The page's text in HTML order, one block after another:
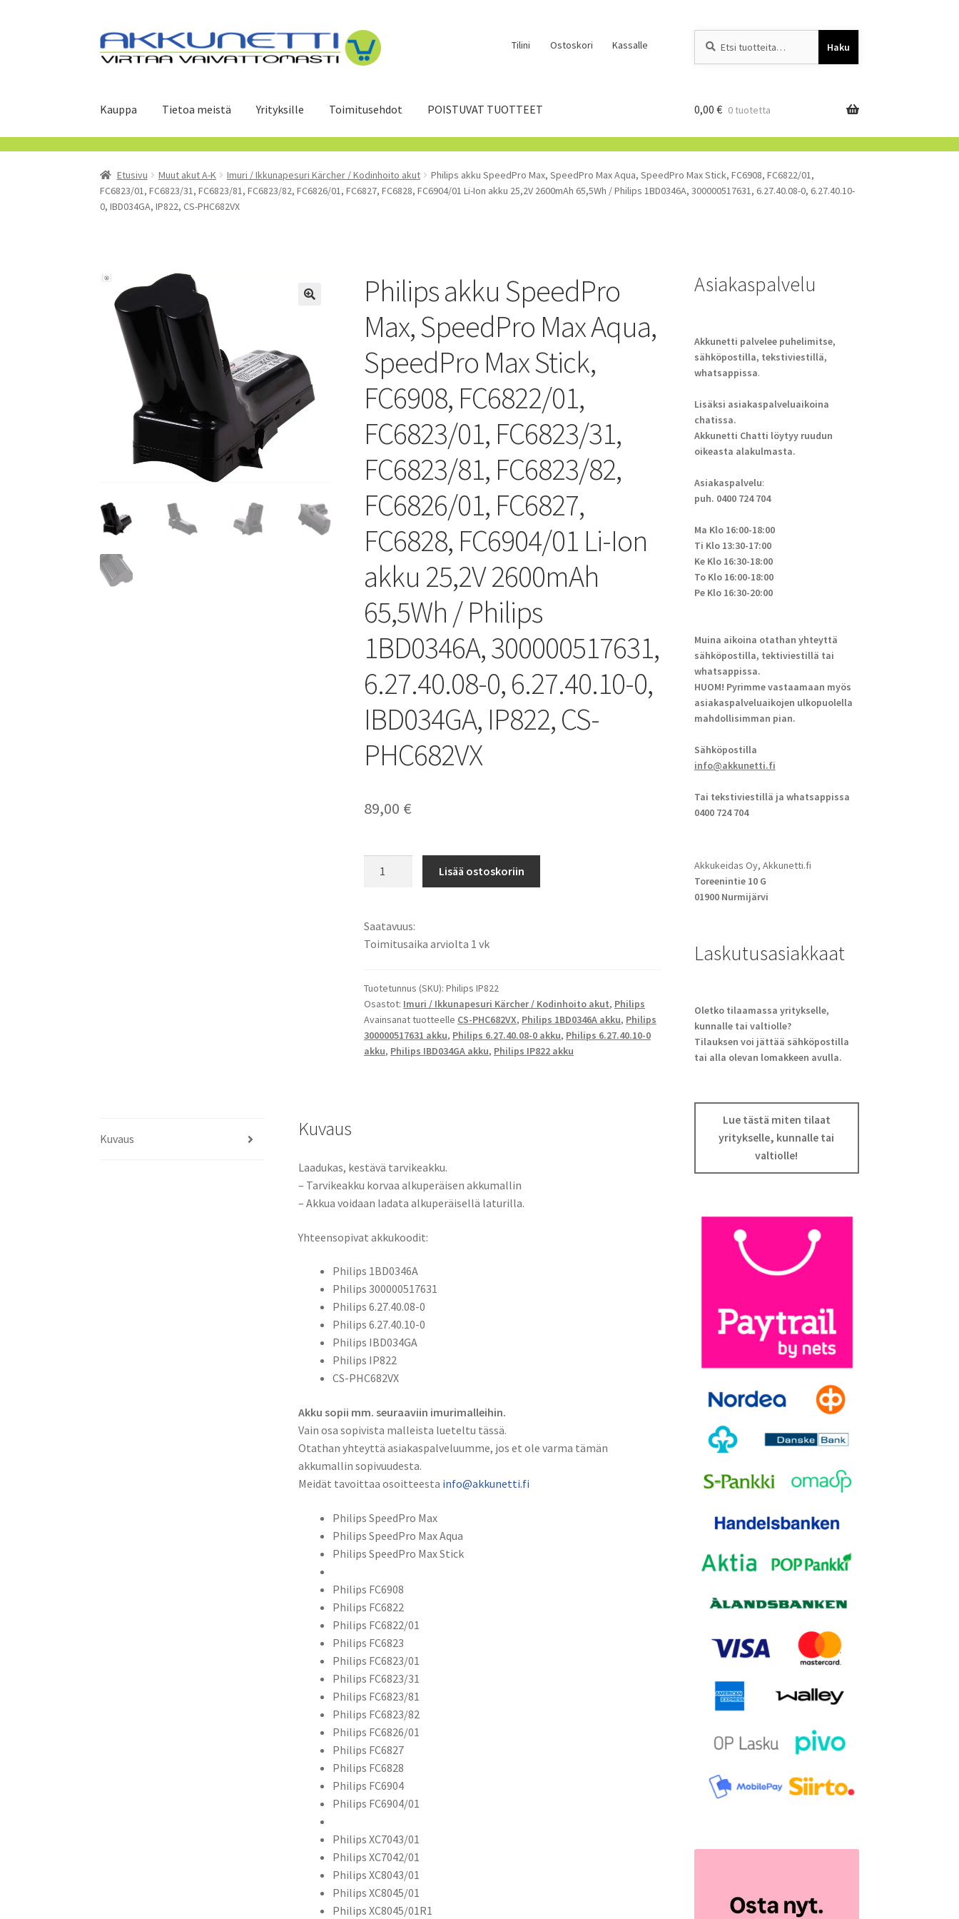
Siirry
navigointiin
Siirry
sisältöön
Tilini Ostoskori Kassalle Haku
Kauppa Tietoa meistä Yrityksille Toimitusehdot POISTUVAT TUOTTEET 0,00 € 0 tuotetta
Etusivu Muut akut A-K Imuri / Ikkunapesuri Kärcher / Kodinhoito akut
Philips akku SpeedPro Max, SpeedPro Max Aqua, SpeedPro Max Stick, FC6908, FC6822/01,
FC6823/01, FC6823/31, FC6823/81, FC6823/82, FC6826/01, FC6827, FC6828, FC6904/01 Li-Ion akku 25,2V 2600mAh 65,5Wh / Philips 1BD0346A, 300000517631, 6.27.40.08-0, 6.27.40.10-
0, IBD034GA, IP822, CS-PHC682VX
Philips akku SpeedPro
Max, SpeedPro Max Aqua,
SpeedPro Max Stick,
FC6908, FC6822/01,
FC6823/01, FC6823/31,
FC6823/81, FC6823/82,
FC6826/01, FC6827,
FC6828, FC6904/01 Li-Ion
akku 25,2V 2600mAh
65,5Wh / Philips
1BD0346A, 300000517631,
6.27.40.08-0, 6.27.40.10-0,
IBD034GA, IP822, CS-
PHC682VX
89,00 €
SpeedPro
Max
SpeedPro
Max
Stick,
FC6908,
FC6822/01,
FC6827,
FC6828,
FC6904/01
Ion
25,2V
2600mAh
65,5Wh
/
Philips
1BD0346A,
300000517631,
0,
6.27.40.10-
0,
IBD034GA,
IP822,
PHC682VX
määrä
Lisää ostoskoriin
Saatavuus:
Toimitusaika arviolta 1 vk
Tuotetunnus (SKU):Philips IP822
Osastot: Imuri / Ikkunapesuri Kärcher / Kodinhoito akut, Philips
Avainsanat tuotteelle CS-PHC682VX, Philips 1BD0346A akku, Philips
300000517631 akku, Philips 6.27.40.08-0 akku, Philips 6.27.40.10-0
akku, Philips IBD034GA akku, Philips IP822 akku
Kuvaus Kuvaus
Laadukas, kestävä tarvikeakku.
– Tarvikeakku korvaa alkuperäisen akkumallin
– Akkua voidaan ladata alkuperäisellä laturilla.
Yhteensopivat akkukoodit:
Philips 1BD0346A
Philips 300000517631
Philips 6.27.40.08-0
Philips 6.27.40.10-0
Philips IBD034GA
Philips IP822
CS-PHC682VX
Akku sopii mm. seuraaviin imurimalleihin.
Vain osa sopivista malleista lueteltu tässä.
Otathan yhteyttä asiakaspalveluumme, jos et ole varma tämän
akkumallin sopivuudesta.
Meidät tavoittaa osoitteesta info@akkunetti.fi
Philips SpeedPro Max
Philips SpeedPro Max Aqua
Philips SpeedPro Max Stick
Philips FC6908
Philips FC6822
Philips FC6822/01
Philips FC6823
Philips FC6823/01
Philips FC6823/31
Philips FC6823/81
Philips FC6823/82
Philips FC6826/01
Philips FC6827
Philips FC6828
Philips FC6904
Philips FC6904/01
Philips XC7043/01
Philips XC7042/01
Philips XC8043/01
Philips XC8045/01
Philips XC8045/01R1
Asiakaspalvelu
Akkunetti palvelee puhelimitse,
sähköpostilla, tekstiviestillä,
whatsappissa.
Lisäksi asiakaspalveluaikoina
chatissa.
Akkunetti Chatti löytyy ruudun
oikeasta alakulmasta.
Asiakaspalvelu:
puh. 0400 724 704
Ma Klo 16:00-18:00
Ti Klo 13:30-17:00
Ke Klo 16:30-18:00
To Klo 16:00-18:00
Pe Klo 16:30-20:00
Muina aikoina otathan yhteyttä
sähköpostilla, tektiviestillä tai
whatsappissa.
HUOM! Pyrimme vastaamaan myös
asiakaspalveluaikojen ulkopuolella
mahdollisimman pian.
Sähköpostilla
info@akkunetti.fi
Tai tekstiviestillä ja whatsappissa
0400 724 704
Akkukeidas Oy, Akkunetti.fi
Toreenintie 10 G
01900 Nurmijärvi
Laskutusasiakkaat
Oletko tilaamassa yritykselle,
kunnalle tai valtiolle?
Tilauksen voi jättää sähköpostilla
tai alla olevan lomakkeen avulla.
Lue tästä miten tilaat
yritykselle, kunnalle tai
valtiolle!